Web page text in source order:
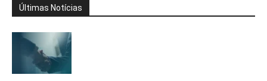
Últimas Notícias